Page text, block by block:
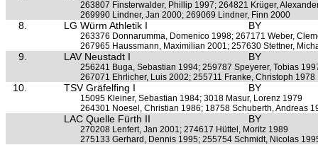
263807 Finsterwalder, Phillip 1997; 264821 Krüger,
269990 Lindner, Jan 2000; 269069 Lindner, Finn 2000
8. LG Würm Athletik I BY
263376 Donnarumma, Domenico 1998; 267171 Weber,
267965 Haussmann, Maximilian 2001; 257630 Stettner,
9. LAV Neustadt I BY
256241 Buga, Sebastian 1994; 259787 Speyerer, Tobias
267071 Ehrlicher, Luis 2002; 255711 Franke, Christoph 1978
10. TSV Gräfelfing I BY
15095 Kleiner, Sebastian 1984; 3018 Masur, Lorenz 1979
264301 Noesel, Christian 1986; 18758 Schuberth, Andreas
LAC Quelle Fürth II BY
270208 Lenfert, Jan 2001; 274617 Hüttel, Moritz 1989
275133 Gerhard, Dennis 1995; 255754 Schmidt, Nicolas